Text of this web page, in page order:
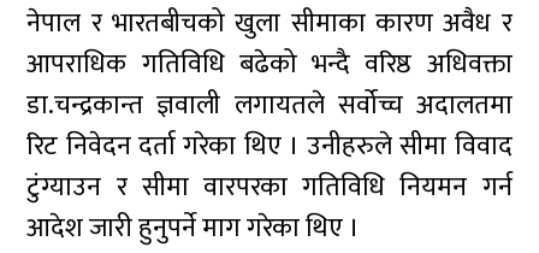
नेपाल र भारतबीचको खुला सीमाका कारण अवैध र
आपराधिक गतिविधि बढेको भन्दै वरिष्ठ अधिवक्ता
डा.चन्द्रकान्त ज्ञवाली लगायतले सर्वोच्च अदालतमा
रिट निवेदन दर्ता गरेका थिए । उनीहरुले सीमा विवाद
टुंग्याउन र सीमा वारपरका गतिविधि नियमन गर्न
आदेश जारी हुनुपर्ने माग गरेका थिए ।